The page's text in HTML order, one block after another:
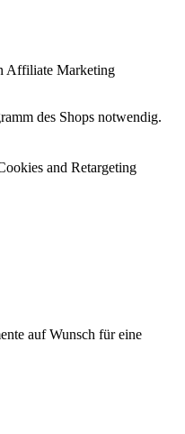
Affiliate Marketing
des Shops notwendig.
and Retargeting
auf Wunsch für eine